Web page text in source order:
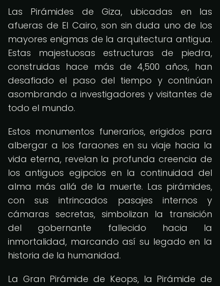
Las Pirámides de Giza, ubicadas en las
afueras de El Cairo, son sin duda uno de los
mayores enigmas de la arquitectura antigua.
Estas majestuosas estructuras de piedra,
construidas hace más de 4,500 años, han
desafiado el paso del tiempo y continúan
asombrando a investigadores y visitantes de
todo el mundo.
Estos monumentos funerarios, erigidos para
albergar a los faraones en su viaje hacia la
vida eterna, revelan la profunda creencia de
los antiguos egipcios en la continuidad del
alma más allá de la muerte. Las pirámides,
con sus intrincados pasajes internos y
cámaras secretas, simbolizan la transición
del gobernante fallecido hacia la
inmortalidad, marcando así su legado en la
historia de la humanidad.
La Gran Pirámide de Keops, la Pirámide de